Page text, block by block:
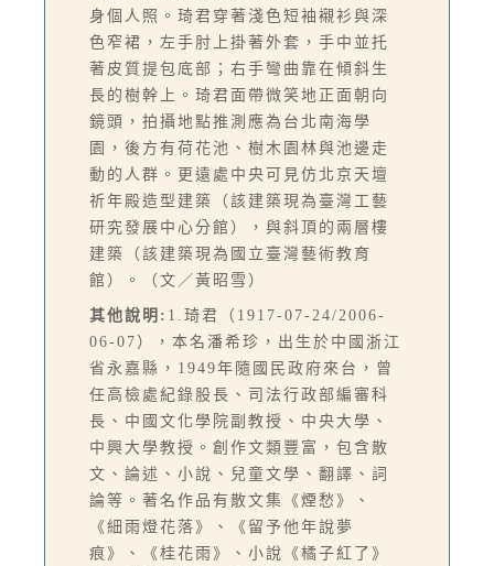
身個人照。琦君穿著淺色短袖襯衫與深
色窄裙，左手肘上掛著外套，手中並托
著皮質提包底部；右手彎曲靠在傾斜生
長的樹幹上。琦君面帶微笑地正面朝向
鏡頭，拍攝地點推測應為台北南海學
園，後方有荷花池、樹木園林與池邊走
動的人群。更遠處中央可見仿北京天壇
祈年殿造型建築（該建築現為臺灣工藝
研究發展中心分館），與斜頂的兩層樓
建築（該建築現為國立臺灣藝術教育
館）。（文／黃昭雪）
其他說明: 1.琦君（1917-07-24/2006-
06-07），本名潘希珍，出生於中國浙江
省永嘉縣，1949年隨國民政府來台，曾
任高檢處紀錄股長、司法行政部編審科
長、中國文化學院副教授、中央大學、
中興大學教授。創作文類豐富，包含散
文、論述、小說、兒童文學、翻譯、詞
論等。著名作品有散文集《煙愁》、
《細雨燈花落》、《留予他年說夢
痕》、《桂花雨》、小說《橘子紅了》